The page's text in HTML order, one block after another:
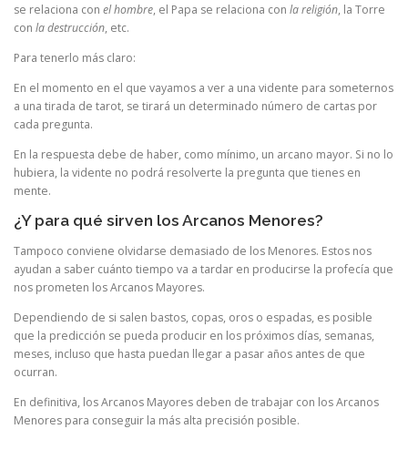
se relaciona con el hombre, el Papa se relaciona con la religión, la Torre
con la destrucción, etc.
Para tenerlo más claro:
En el momento en el que vayamos a ver a una vidente para someternos
a una tirada de tarot, se tirará un determinado número de cartas por
cada pregunta.
En la respuesta debe de haber, como mínimo, un arcano mayor. Si no lo
hubiera, la vidente no podrá resolverte la pregunta que tienes en
mente.
¿Y para qué sirven los Arcanos Menores?
Tampoco conviene olvidarse demasiado de los Menores. Estos nos
ayudan a saber cuánto tiempo va a tardar en producirse la profecía que
nos prometen los Arcanos Mayores.
Dependiendo de si salen bastos, copas, oros o espadas, es posible
que la predicción se pueda producir en los próximos días, semanas,
meses, incluso que hasta puedan llegar a pasar años antes de que
ocurran.
En definitiva, los Arcanos Mayores deben de trabajar con los Arcanos
Menores para conseguir la más alta precisión posible.